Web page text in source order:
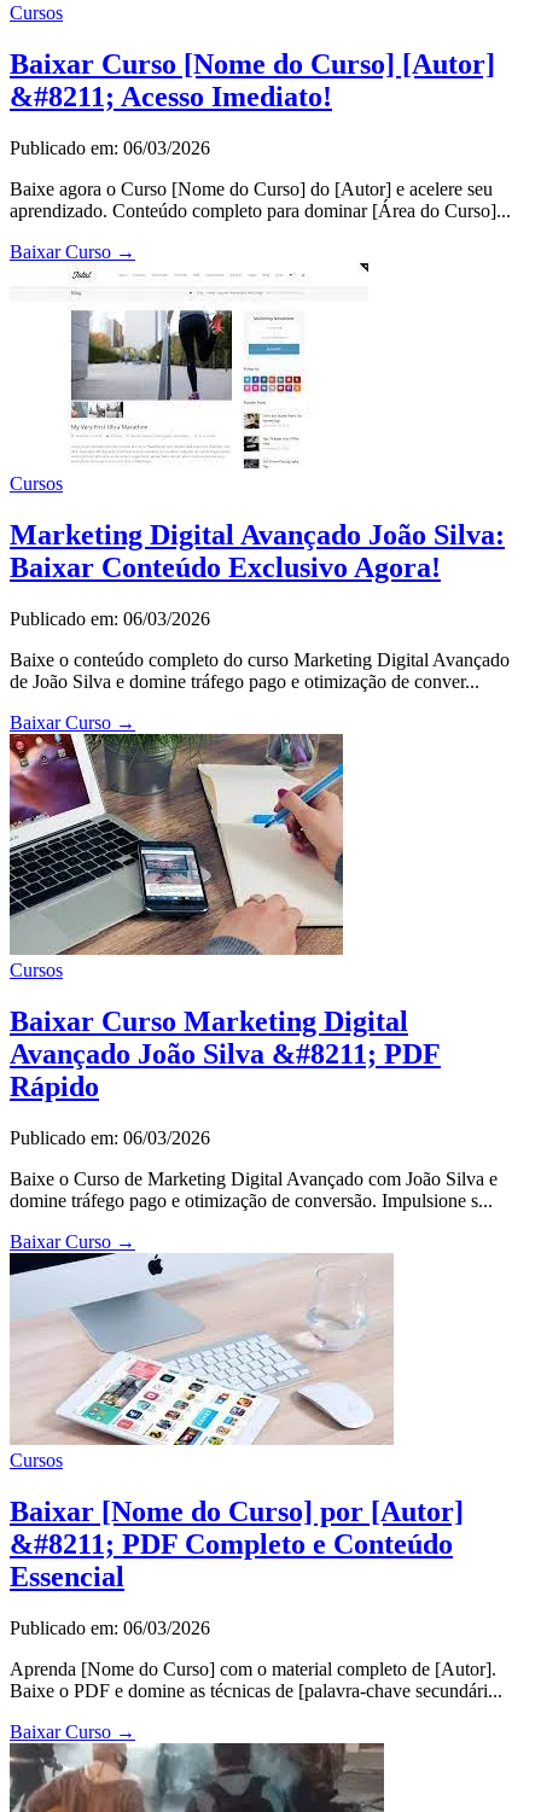
Cursos
Baixar Curso [Nome do Curso] [Autor]
&#8211; Acesso Imediato!
Publicado em: 06/03/2026
Baixe agora o Curso [Nome do Curso] do [Autor] e acelere seu
aprendizado. Conteúdo completo para dominar [Área do Curso]...
Baixar Curso →
Cursos
Marketing Digital Avançado João Silva:
Baixar Conteúdo Exclusivo Agora!
Publicado em: 06/03/2026
Baixe o conteúdo completo do curso Marketing Digital Avançado
de João Silva e domine tráfego pago e otimização de conver...
Baixar Curso →
Cursos
Baixar Curso Marketing Digital
Avançado João Silva &#8211; PDF
Rápido
Publicado em: 06/03/2026
Baixe o Curso de Marketing Digital Avançado com João Silva e
domine tráfego pago e otimização de conversão. Impulsione s...
Baixar Curso →
Cursos
Baixar [Nome do Curso] por [Autor]
&#8211; PDF Completo e Conteúdo
Essencial
Publicado em: 06/03/2026
Aprenda [Nome do Curso] com o material completo de [Autor].
Baixe o PDF e domine as técnicas de [palavra-chave secundári...
Baixar Curso →